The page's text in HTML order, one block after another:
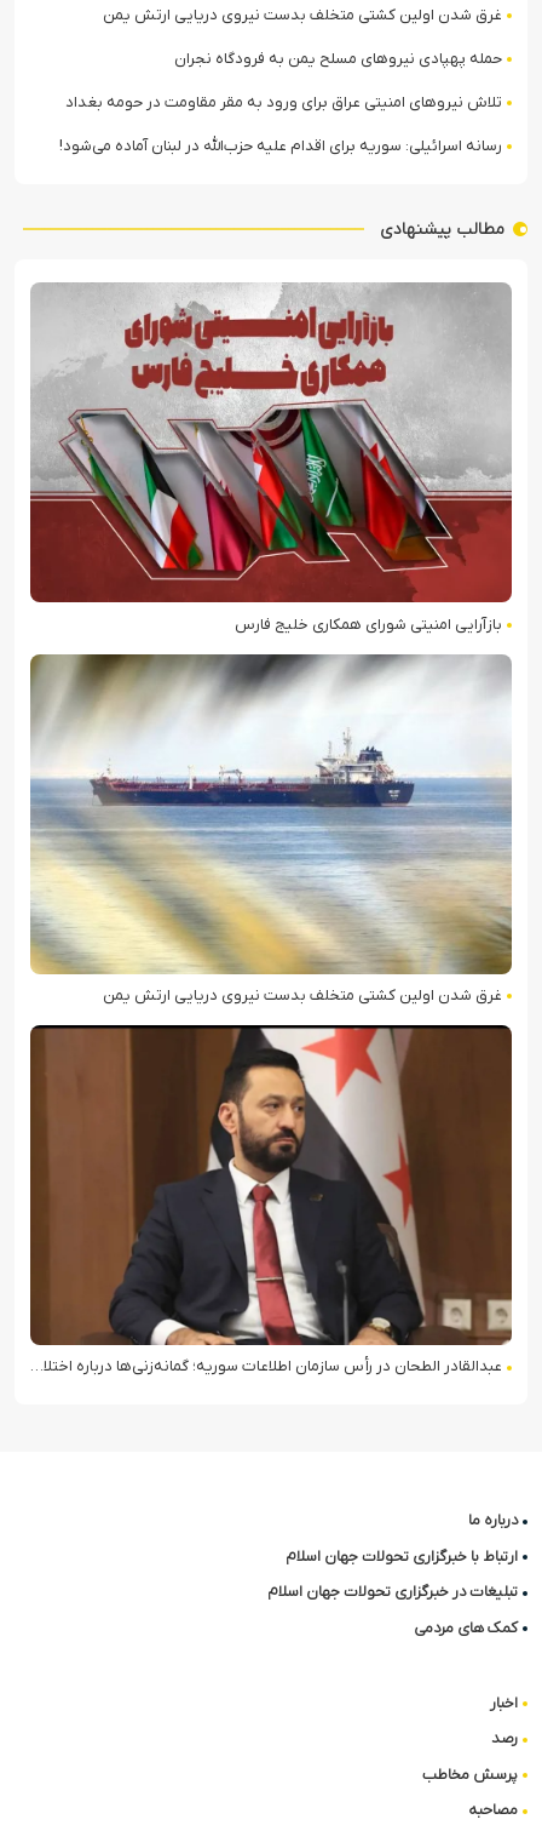
غرق شدن اولین کشتی متخلف بدست نیروی دریایی ارتش یمن
حمله پهپادی نیروهای مسلح یمن به فرودگاه نجران
تلاش نیروهای امنیتی عراق برای ورود به مقر مقاومت در حومه بغداد
رسانه اسرائیلی: سوریه برای اقدام علیه حزب‌الله در لبنان آماده می‌شود!
مطالب پیشنهادی
بازآرایی امنیتی شورای همکاری خلیج فارس
غرق شدن اولین کشتی متخلف بدست نیروی دریایی ارتش یمن
عبدالقادر الطحان در رأس سازمان اطلاعات سوریه؛ گمانه‌زنی‌ها درباره اختلافات در ساختار امنیتی
درباره ما
ارتباط با خبرگزاری تحولات جهان اسلام
تبلیغات در خبرگزاری تحولات جهان اسلام
کمک های مردمی
اخبار
رصد
پرسش مخاطب
مصاحبه